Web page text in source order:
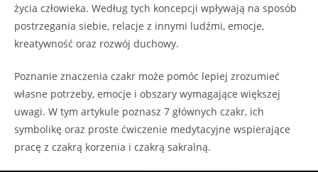
życia człowieka. Według tych koncepcji wpływają na sposób
postrzegania siebie, relacje z innymi ludźmi, emocje,
kreatywność oraz rozwój duchowy.
Poznanie znaczenia czakr może pomóc lepiej zrozumieć
własne potrzeby, emocje i obszary wymagające większej
uwagi. W tym artykule poznasz 7 głównych czakr, ich
symbolikę oraz proste ćwiczenie medytacyjne wspierające
pracę z czakrą korzenia i czakrą sakralną.